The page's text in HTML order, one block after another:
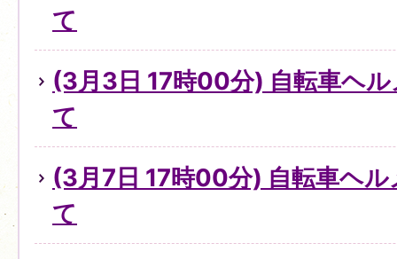
て
(3月3日 17時00分) 自転車ヘ
て
(3月7日 17時00分) 自転車ヘ
て